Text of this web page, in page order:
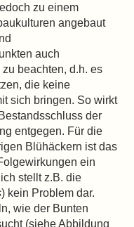
zu einem
angebaut
auch
beachten, d.h. es
die keine
sich bringen. So wirkt
der
entgegen. Für die
Blühäckern ist das
ein
stellt z.B. die
) kein Problem dar.
wie der Bunten
(siehe Abbildung